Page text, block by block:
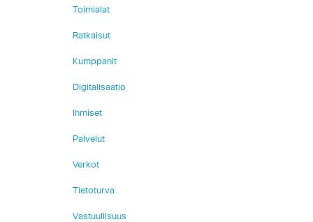
Toimialat
Ratkaisut
Kumppanit
Digitalisaatio
Ihmiset
Palvelut
Verkot
Tietoturva
Vastuullisuus